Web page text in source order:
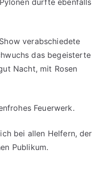
verabschiedete
das begeisterte
Nacht, mit Rosen
Feuerwerk.
bei allen Helfern, der
Publikum.